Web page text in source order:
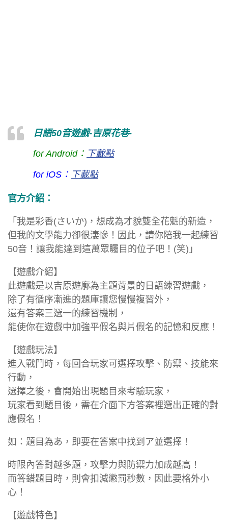
日語50音遊戲-吉原花巷-
for Android： 下載點
for iOS： 下載點
官方介紹：
「我是彩香(さいか)，想成為才貌雙全花魁的新造，
但我的文學能力卻很淒慘！因此，請你陪我一起練習
50音！讓我能達到這萬眾矚目的位子吧！(笑)」
【遊戲介紹】
此遊戲是以吉原遊廓為主題背景的日語練習遊戲，
除了有循序漸進的題庫讓您慢慢複習外，
還有答案三選一的練習機制，
能使你在遊戲中加強平假名與片假名的記憶和反應！
【遊戲玩法】
進入戰鬥時，每回合玩家可選擇攻擊、防禦、技能來
行動，
選擇之後，會開始出現題目來考驗玩家，
玩家看到題目後，需在介面下方答案裡選出正確的對
應假名！
如：題目為あ，即要在答案中找到ア並選擇！
時限內答對越多題，攻擊力與防禦力加成越高！
而答錯題目時，則會扣減懲罰秒數，因此要格外小
心！
【遊戲特色】